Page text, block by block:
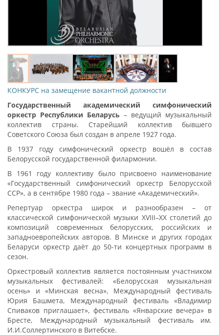
КОНКУРС на замещение вакантной должности
Государственный академический симфонический
оркестр Республики Беларусь – ведущий музыкальный
коллектив страны. Старейший коллектив бывшего
Советского Союза был создан в апреле 1927 года.
В 1937 году симфонический оркестр вошёл в состав
Белорусской государственной филармонии.
В 1961 году коллективу было присвоено наименование
«Государственный симфонический оркестр Белорусской
ССР», а в сентябре 1980 года – звание «Академический».
Репертуар оркестра широк и разнообразен – от
классической симфонической музыки XVIII–XX столетий до
композиций современных белорусских, российских и
западноевропейских авторов. В Минске и других городах
Беларуси оркестр даёт до 50-ти концертных программ в
сезон.
Оркестровый коллектив является постоянным участником
музыкальных фестивалей: «Белорусская музыкальная
осень» и «Минская весна», Международный фестиваль
Юрия Башмета, Международный фестиваль «Владимир
Спиваков приглашает», фестиваль «Январские вечера» в
Бресте, Международный музыкальный фестиваль им.
И.И.Соллертинского в Витебске.